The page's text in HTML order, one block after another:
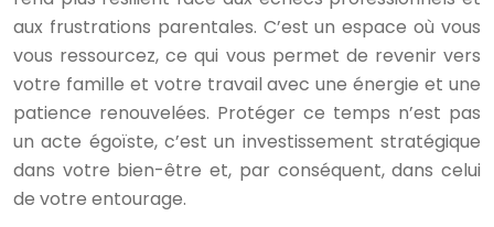
aux frustrations parentales. C’est un espace où vous
vous ressourcez, ce qui vous permet de revenir vers
votre famille et votre travail avec une énergie et une
patience renouvelées. Protéger ce temps n’est pas
un acte égoïste, c’est un investissement stratégique
dans votre bien-être et, par conséquent, dans celui
de votre entourage.